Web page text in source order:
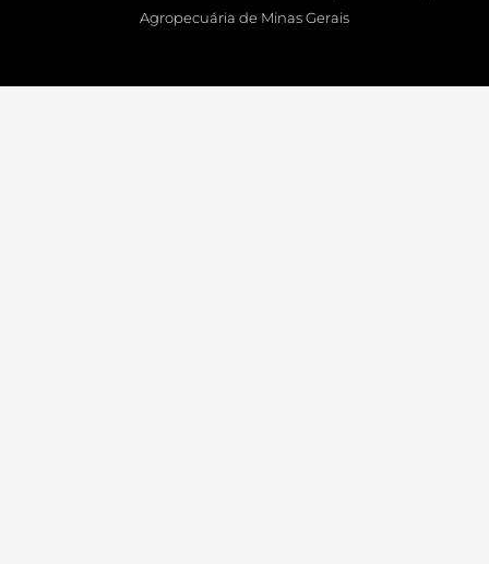
Agropecuária de Minas Gerais